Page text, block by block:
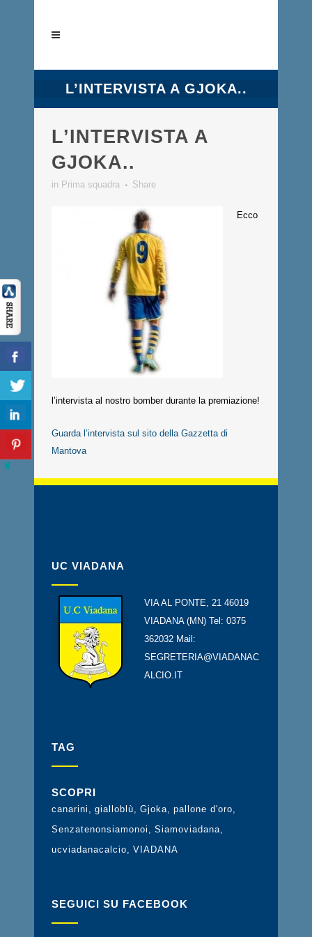
L’INTERVISTA A GJOKA..
L’INTERVISTA A
GJOKA..
in Prima squadra Share
Ecco
l’intervista al nostro bomber durante la premiazione!
Guarda l’intervista sul sito della Gazzetta di
Mantova
UC VIADANA
VIA AL PONTE, 21 46019
VIADANA (MN) Tel: 0375
362032 Mail:
SEGRETERIA@VIADANAC
ALCIO.IT
TAG
SCOPRI
canarini gialloblù Gjoka pallone d'oro
Senzatenonsiamonoi
Siamoviadana
ucviadanacalcio
VIADANA
SEGUICI SU FACEBOOK